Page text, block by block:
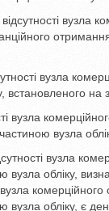
вузла
вузла
встановленого на
вузла
вузла
вузла
обліку,
вузла
обліку, є